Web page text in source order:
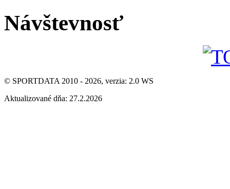
Návštevnosť
© SPORTDATA 2010 - 2026, verzia: 2.0 WS
Aktualizované dňa: 27.2.2026